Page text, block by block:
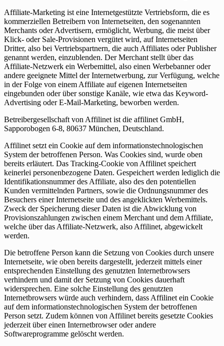
Affiliate-Marketing ist eine Internetgestützte Vertriebsform, die es
kommerziellen Betreibern von Internetseiten, den sogenannten
Merchants oder Advertisern, ermöglicht, Werbung, die meist über
Klick- oder Sale-Provisionen vergütet wird, auf Internetseiten
Dritter, also bei Vertriebspartnern, die auch Affiliates oder Publisher
genannt werden, einzublenden. Der Merchant stellt über das
Affiliate-Netzwerk ein Werbemittel, also einen Werbebanner oder
andere geeignete Mittel der Internetwerbung, zur Verfügung, welche
in der Folge von einem Affiliate auf eigenen Internetseiten
eingebunden oder über sonstige Kanäle, wie etwa das Keyword-
Advertising oder E-Mail-Marketing, beworben werden.
Betreibergesellschaft von Affilinet ist die affilinet GmbH,
Sapporobogen 6-8, 80637 München, Deutschland.
Affilinet setzt ein Cookie auf dem informationstechnologischen
System der betroffenen Person. Was Cookies sind, wurde oben
bereits erläutert. Das Tracking-Cookie von Affilinet speichert
keinerlei personenbezogene Daten. Gespeichert werden lediglich die
Identifikationsnummer des Affiliate, also des den potentiellen
Kunden vermittelnden Partners, sowie die Ordnungsnummer des
Besuchers einer Internetseite und des angeklickten Werbemittels.
Zweck der Speicherung dieser Daten ist die Abwicklung von
Provisionszahlungen zwischen einem Merchant und dem Affiliate,
welche über das Affiliate-Netzwerk, also Affilinet, abgewickelt
werden.
Die betroffene Person kann die Setzung von Cookies durch unsere
Internetseite, wie oben bereits dargestellt, jederzeit mittels einer
entsprechenden Einstellung des genutzten Internetbrowsers
verhindern und damit der Setzung von Cookies dauerhaft
widersprechen. Eine solche Einstellung des genutzten
Internetbrowsers würde auch verhindern, dass Affilinet ein Cookie
auf dem informationstechnologischen System der betroffenen
Person setzt. Zudem können von Affilinet bereits gesetzte Cookies
jederzeit über einen Internetbrowser oder andere
Softwareprogramme gelöscht werden.